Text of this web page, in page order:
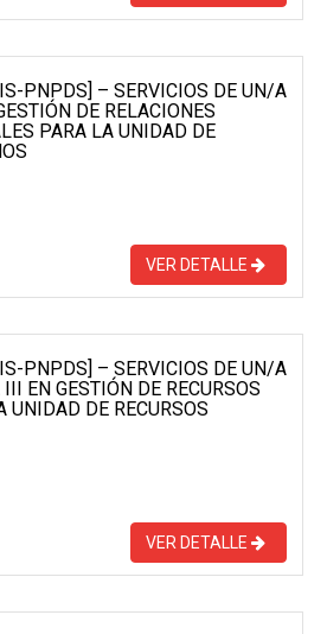
PNPDS] – SERVICIOS DE UN/A
DE RELACIONES
PARA LA UNIDAD DE
VER DETALLE
PNPDS] – SERVICIOS DE UN/A
EN GESTIÓN DE RECURSOS
UNIDAD DE RECURSOS
VER DETALLE